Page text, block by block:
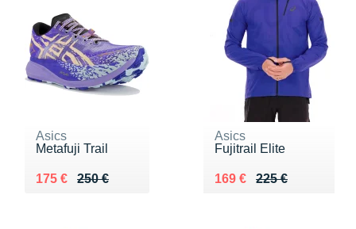
Asics
Metafuji Trail
250 €
Au lieu de 250 €
175 €
Vendu 175 €
Asics
Fujitrail Elite
225 €
Au lieu de 225 €
169 €
Vendu 169 €